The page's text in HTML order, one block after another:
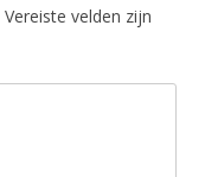
Vereiste velden zijn